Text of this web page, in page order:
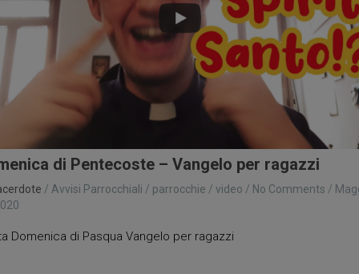
di Pentecoste – Vangelo per ragazzi
/ Avvisi Parrocchiali / parrocchie / video / No Comments /
Domenica di Pasqua Vangelo per ragazzi